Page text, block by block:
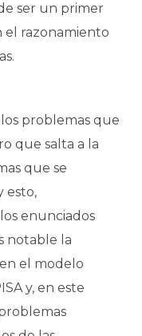
ser un primer
el razonamiento
problemas que
que salta a la
que se
esto,
enunciados
notable la
el modelo
y, en este